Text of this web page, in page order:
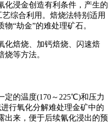
化浸金创造有利条件，产生的
综合利用。焙烧法特别适用
物“劫金”的难处理矿石。
化焙烧、加钙焙烧、闪速焙
等方法。
定的温度(170～225℃)和压力
行氧化分解难处理金矿中的
出来，便于后续氰化浸出的预